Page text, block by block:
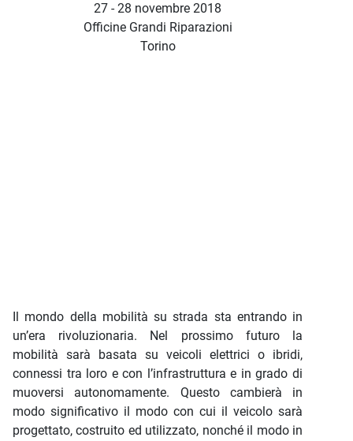
27 - 28 novembre 2018
Officine Grandi Riparazioni
Torino
Il mondo della mobilità su strada sta entrando in
un’era rivoluzionaria. Nel prossimo futuro la
mobilità sarà basata su veicoli elettrici o ibridi,
connessi tra loro e con l’infrastruttura e in grado di
muoversi autonomamente. Questo cambierà in
modo significativo il modo con cui il veicolo sarà
progettato, costruito ed utilizzato, nonché il modo in